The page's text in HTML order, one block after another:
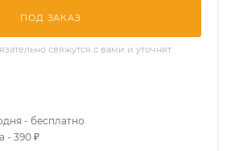
ПОД ЗАКАЗ
свяжутся с вами и уточнят
- бесплатно
- 390 ₽